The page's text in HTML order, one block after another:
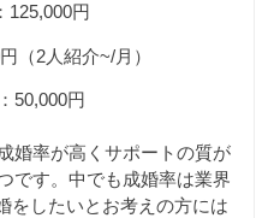
125,000円
（2人紹介~/月）
50,000円
婚率が高くサポートの質が
です。中でも成婚率は業界
をしたいとお考えの方には